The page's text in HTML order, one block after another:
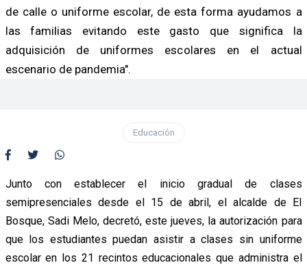
de calle o uniforme escolar, de esta forma ayudamos a
las familias evitando este gasto que significa la
adquisición de uniformes escolares en el actual
escenario de pandemia".
Educación
Junto con establecer el inicio gradual de clases
semipresenciales desde el 15 de abril, el alcalde de El
Bosque, Sadi Melo, decretó, este jueves, la autorización para
que los estudiantes puedan asistir a clases sin uniforme
escolar en los 21 recintos educacionales que administra el